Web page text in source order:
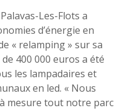
Les-Flots a
d’énergie en
« relamping » sur sa
400 000 euros a été
les lampadaires et
en led. « Nous
mesure tout notre parc